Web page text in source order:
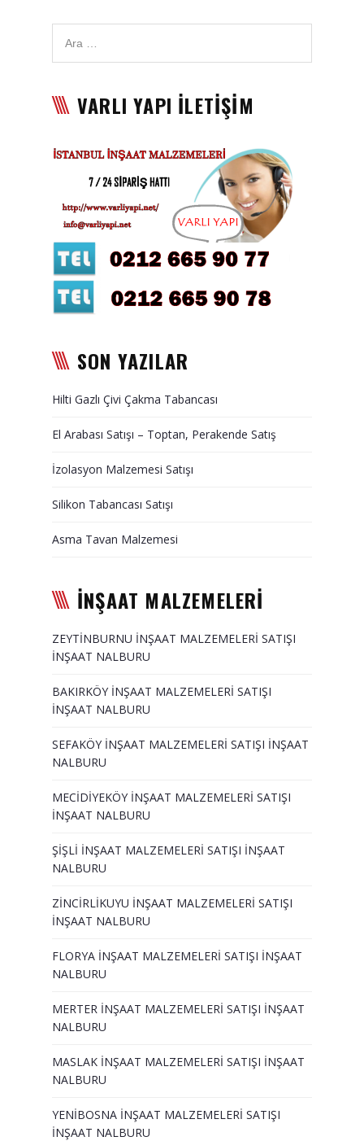
Satışı
Asma Tavan Malzemesi
Asma Tavan Karolam
Malzeme Satışı
Alçıpan malzemesi satışı
Sandviç Panel Malzemesi
Satışı
Asma Tavan Malzemesi
Kaplama
BİZE ULAŞIN
VARLI YAPI İLETİŞİM
SON YAZILAR
Hilti Gazlı Çivi Çakma Tabancası
El Arabası Satışı – Toptan, Perakende Satış
İzolasyon Malzemesi Satışı
Silikon Tabancası Satışı
Asma Tavan Malzemesi
İNŞAAT MALZEMELERİ
ZEYTİNBURNU İNŞAAT MALZEMELERİ SATIŞI
İNŞAAT NALBURU
BAKIRKÖY İNŞAAT MALZEMELERİ SATIŞI
İNŞAAT NALBURU
SEFAKÖY İNŞAAT MALZEMELERİ SATIŞI İNŞAAT
NALBURU
MECİDİYEKÖY İNŞAAT MALZEMELERİ SATIŞI
İNŞAAT NALBURU
ŞİŞLİ İNŞAAT MALZEMELERİ SATIŞI İNŞAAT
NALBURU
ZİNCİRLİKUYU İNŞAAT MALZEMELERİ SATIŞI
İNŞAAT NALBURU
FLORYA İNŞAAT MALZEMELERİ SATIŞI İNŞAAT
NALBURU
MERTER İNŞAAT MALZEMELERİ SATIŞI İNŞAAT
NALBURU
MASLAK İNŞAAT MALZEMELERİ SATIŞI İNŞAAT
NALBURU
YENİBOSNA İNŞAAT MALZEMELERİ SATIŞI
İNŞAAT NALBURU